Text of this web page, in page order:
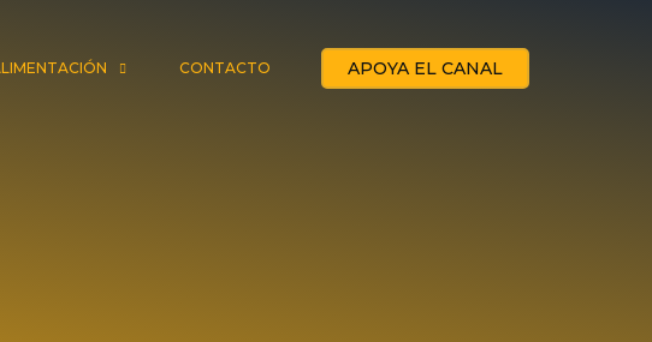
CONTACTO APOYA EL CANAL